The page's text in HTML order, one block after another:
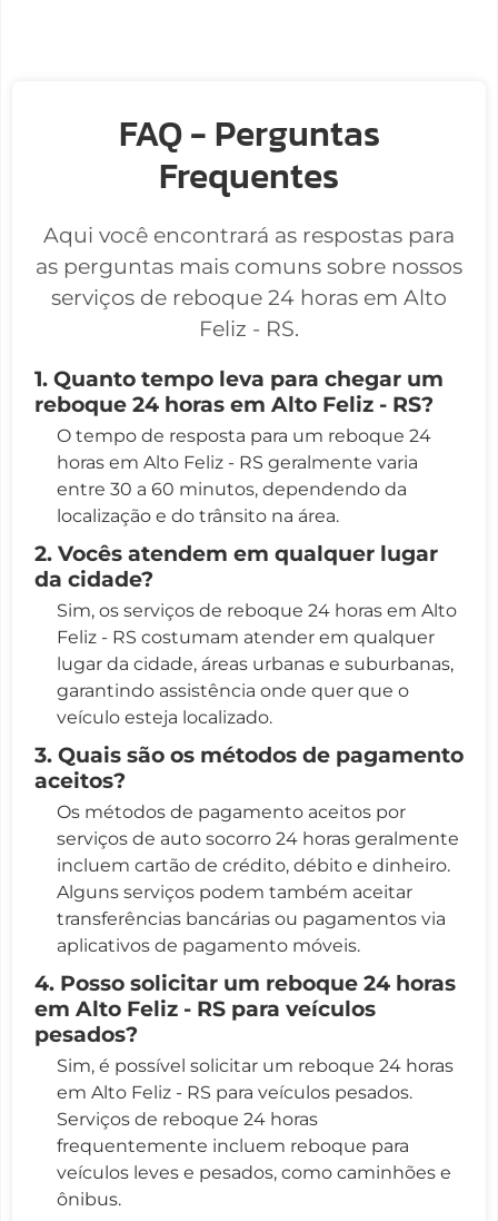
FAQ - Perguntas
Frequentes
Aqui você encontrará as respostas para
as perguntas mais comuns sobre nossos
serviços de reboque 24 horas em Alto
Feliz - RS.
1. Quanto tempo leva para chegar um
reboque 24 horas em Alto Feliz - RS?
O tempo de resposta para um reboque 24
horas em Alto Feliz - RS geralmente varia
entre 30 a 60 minutos, dependendo da
localização e do trânsito na área.
2. Vocês atendem em qualquer lugar
da cidade?
Sim, os serviços de reboque 24 horas em Alto
Feliz - RS costumam atender em qualquer
lugar da cidade, áreas urbanas e suburbanas,
garantindo assistência onde quer que o
veículo esteja localizado.
3. Quais são os métodos de pagamento
aceitos?
Os métodos de pagamento aceitos por
serviços de auto socorro 24 horas geralmente
incluem cartão de crédito, débito e dinheiro.
Alguns serviços podem também aceitar
transferências bancárias ou pagamentos via
aplicativos de pagamento móveis.
4. Posso solicitar um reboque 24 horas
em Alto Feliz - RS para veículos
pesados?
Sim, é possível solicitar um reboque 24 horas
em Alto Feliz - RS para veículos pesados.
Serviços de reboque 24 horas
frequentemente incluem reboque para
veículos leves e pesados, como caminhões e
ônibus.